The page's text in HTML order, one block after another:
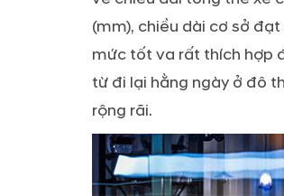
(mm), chiều dài cơ sở
mức tốt va rất thích hợp
từ đi lại hằng ngày ở đô
rộng rãi.